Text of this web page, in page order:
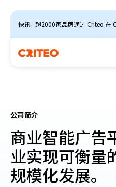
快讯 - 超2000家品牌通过 Criteo 在
公司简介
商业智能广告
业实现可衡量
规模化发展。